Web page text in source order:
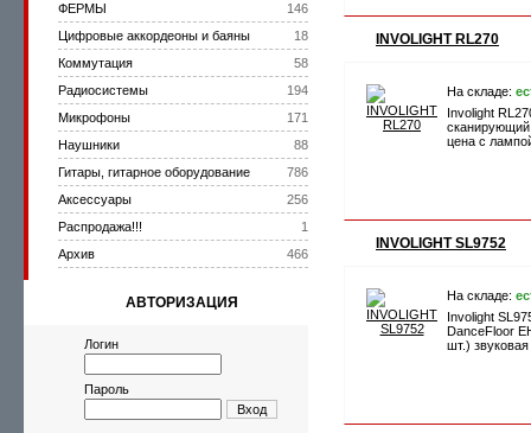
146
ФЕРМЫ
18
Цифровые аккордеоны и баяны
58
Коммутация
194
Радиосистемы
171
Микрофоны
88
Наушники
786
Гитары, гитарное оборудование
256
Аксессуары
1
Распродажа!!!
466
Архив
АВТОРИЗАЦИЯ
Логин
Пароль
Вход
INVOLIGHT RL270
На складе:
Involight
сканирующий
цена с
INVOLIGHT SL9752
На складе:
Involight
DanceFloor
шт.) звуковая